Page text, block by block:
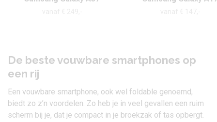
De beste vouwbare smartphones op
een rij
Een vouwbare smartphone, ook wel foldable genoemd,
biedt zo z’n voordelen. Zo heb je in veel gevallen een ruim
scherm bij je, dat je compact in je broekzak of tas opbergt.